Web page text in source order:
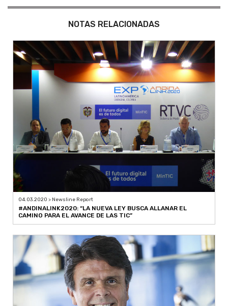
NOTAS RELACIONADAS
04.03.2020 > Newsline Report
#ANDINALINK2020: “LA NUEVA LEY BUSCA ALLANAR EL
CAMINO PARA EL AVANCE DE LAS TIC”